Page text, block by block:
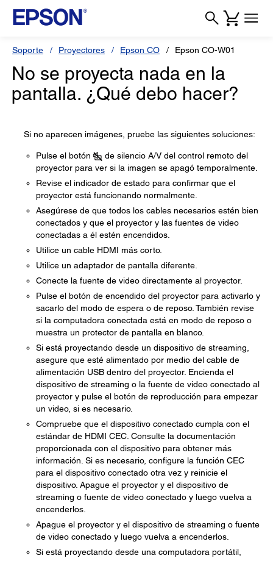
Soporte Proyectores Epson CO Epson CO-W01
No se proyecta nada en la
pantalla. ¿Qué debo hacer?
Si no aparecen imágenes, pruebe las siguientes soluciones:
Pulse el botón
de silencio A/V del control remoto del
proyector para ver si la imagen se apagó temporalmente.
Revise el indicador de estado para confirmar que el
proyector está funcionando normalmente.
Asegúrese de que todos los cables necesarios estén bien
conectados y que el proyector y las fuentes de video
conectadas a él estén encendidos.
Utilice un cable HDMI más corto.
Utilice un adaptador de pantalla diferente.
Conecte la fuente de video directamente al proyector.
Pulse el botón de encendido del proyector para activarlo y
sacarlo del modo de espera o de reposo. También revise
si la computadora conectada está en modo de reposo o
muestra un protector de pantalla en blanco.
Si está proyectando desde un dispositivo de streaming,
asegure que esté alimentado por medio del cable de
alimentación USB dentro del proyector. Encienda el
dispositivo de streaming o la fuente de video conectado al
proyector y pulse el botón de reproducción para empezar
un video, si es necesario.
Compruebe que el dispositivo conectado cumpla con el
estándar de HDMI CEC. Consulte la documentación
proporcionada con el dispositivo para obtener más
información. Si es necesario, configure la función CEC
para el dispositivo conectado otra vez y reinicie el
dispositivo. Apague el proyector y el dispositivo de
streaming o fuente de video conectado y luego vuelva a
encenderlos.
Apague el proyector y el dispositivo de streaming o fuente
de video conectado y luego vuelva a encenderlos.
Si está proyectando desde una computadora portátil,